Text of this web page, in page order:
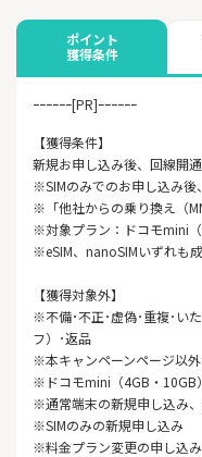
ポイント
獲得条件
ｰｰｰｰｰｰ[PR]ｰｰｰｰｰｰ
【獲得条件】
新規お申し込み後、回線開
※SIMのみでのお申し込み
※「他社からの乗り換え（
※対象プラン：ドコモmini（
※eSIM、nanoSIMいずれも
【獲得対象外】
※不備･不正･虚偽･重複･い
フ）･返品
※本キャンペーンページ以
※ドコモmini（4GB・10GB
※通常端末の新規申し込み
※SIMのみの新規申し込み
※料金プラン変更の申し込み